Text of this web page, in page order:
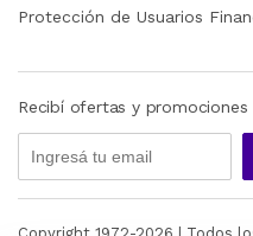
Protección de Usuarios
Recibí ofertas y promociones